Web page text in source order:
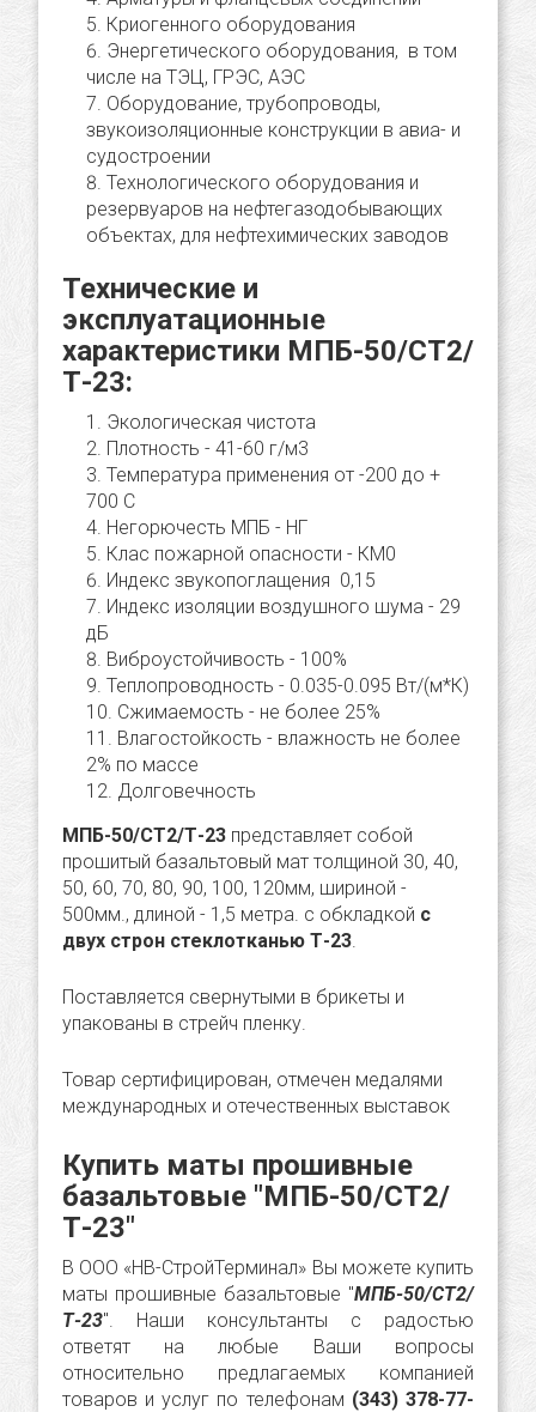
Криогенного оборудования
Энергетического оборудования, в том
числе на ТЭЦ, ГРЭС, АЭС
Оборудование, трубопроводы,
звукоизоляционные конструкции в авиа- и
судостроении
Технологического оборудования и
резервуаров на нефтегазодобывающих
объектах, для нефтехимических заводов
Технические и
эксплуатационные
характеристики МПБ-50/СТ2/
Т-23:
Экологическая чистота
Плотность - 41-60 г/м3
Температура применения от -200 до +
700 С
Негорючесть МПБ - НГ
Клас пожарной опасности - КМ0
Индекс звукопоглащения 0,15
Индекс изоляции воздушного шума - 29
дБ
Виброустойчивость - 100%
Теплопроводность - 0.035-0.095 Вт/(м*К)
Сжимаемость - не более 25%
Влагостойкость - влажность не более
2% по массе
Долговечность
МПБ-50/СТ2/Т-23представляет собой
прошитый базальтовый мат толщиной 30, 40,
50, 60, 70, 80, 90, 100, 120мм, шириной -
500мм., длиной - 1,5 метра. с обкладкой с
двух строн стеклотканью Т-23.
Поставляется свернутыми в брикеты и
упакованы в стрейч пленку.
Товар сертифицирован, отмечен медалями
международных и отечественных выставок
Купить маты прошивные
базальтовые "МПБ-50/СТ2/
Т-23"
В ООО «НВ-СтройТерминал» Вы можете купить
маты прошивные базальтовые "МПБ-50/СТ2/
Т-23". Наши консультанты с радостью
ответят на любые Ваши вопросы
относительно предлагаемых компанией
товаров и услуг по телефонам (343) 378-77-